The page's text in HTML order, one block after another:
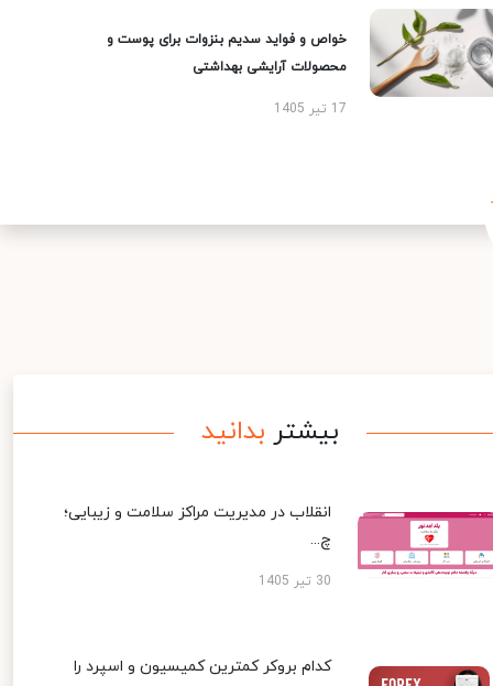
خواص و فواید سدیم بنزوات برای پوست و
محصولات آرایشی بهداشتی
17 تیر 1405
بیشتر بدانید
انقلاب در مدیریت مراکز سلامت و زیبایی؛
چ...
30 تیر 1405
کدام بروکر کمترین کمیسیون و اسپرد را